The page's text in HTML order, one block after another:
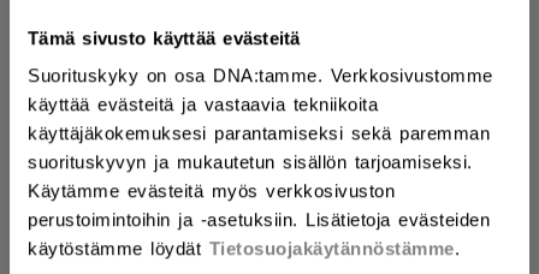
Tämä sivusto käyttää evästeitä
Suorituskyky on osa DNA:tamme. Verkkosivustomme
käyttää evästeitä ja vastaavia tekniikoita
käyttäjäkokemuksesi parantamiseksi sekä paremman
suorituskyvyn ja mukautetun sisällön tarjoamiseksi.
Käytämme evästeitä myös verkkosivuston
perustoimintoihin ja -asetuksiin. Lisätietoja evästeiden
käytöstämme löydät Tietosuojakäytännöstämme.
Toimitusehdot Ilmainen palautus
AVAA